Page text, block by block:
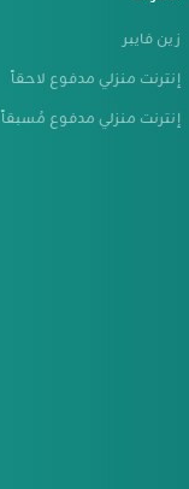
زين فايبر
إنترنت منزلي مدفوع لاحقاً
إنترنت منزلي مدفوع مُسبقاً